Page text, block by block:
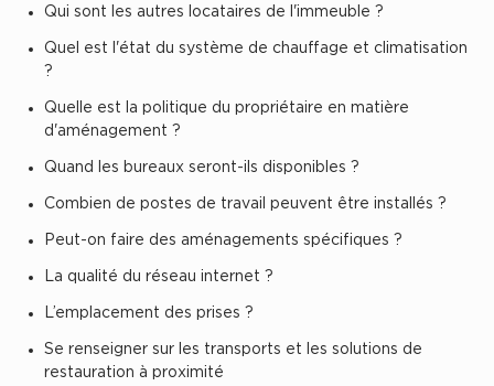
Collections de Logistique
Logistique urbaine
Location de Commerces
Qui sont les autres locataires de l'immeuble ?
Quel est l'état du système de chauffage et climatisation
?
Quelle est la politique du propriétaire en matière
d'aménagement ?
Quand les bureaux seront-ils disponibles ?
Combien de postes de travail peuvent être installés ?
Peut-on faire des aménagements spécifiques ?
La qualité du réseau internet ?
L’emplacement des prises ?
Se renseigner sur les transports et les solutions de
restauration à proximité